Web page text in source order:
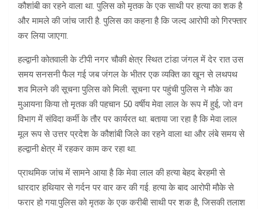
कौशांबी का रहने वाला था. पुलिस को मृतक के एक साथी पर हत्या का शक है
और मामले की जांच जारी है. पुलिस का कहना है कि जल्द आरोपी को गिरफ्तार
कर लिया जाएगा.
हल्द्वानी कोतवाली के टीपी नगर चौकी क्षेत्र स्थित टांडा जंगल में देर रात उस
समय सनसनी फैल गई जब जंगल के भीतर एक व्यक्ति का खून से लथपथ
शव मिलने की सूचना पुलिस को मिली. सूचना पर पहुंची पुलिस ने मौके का
मुआयना किया तो मृतक की पहचान 50 वर्षीय मेवा लाल के रूप में हुई, जो वन
विभाग में संविदा कर्मी के तौर पर कार्यरत था. बताया जा रहा है कि मेवा लाल
मूल रूप से उत्तर प्रदेश के कौशांबी जिले का रहने वाला था और लंबे समय से
हल्द्वानी क्षेत्र में रहकर काम कर रहा था.
प्राथमिक जांच में सामने आया है कि मेवा लाल की हत्या बेहद बेरहमी से
धारदार हथियार से गर्दन पर वार कर की गई. हत्या के बाद आरोपी मौके से
फरार हो गया.पुलिस को मृतक के एक करीबी साथी पर शक है, जिसकी तलाश